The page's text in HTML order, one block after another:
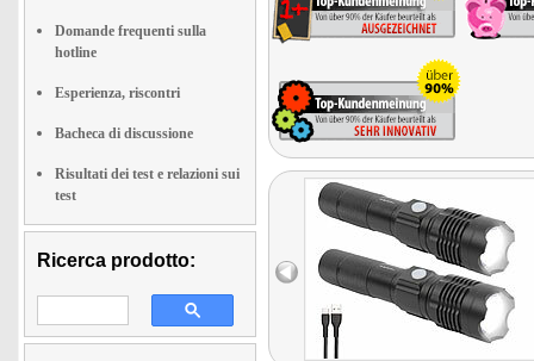
Domande frequenti sulla
hotline
Esperienza, riscontri
Bacheca di discussione
Risultati dei test e relazioni sui
test
Ricerca prodotto: